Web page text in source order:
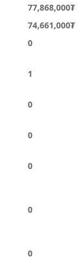
77,868,000₮
74,661,000₮
0
1
0
0
0
0
0